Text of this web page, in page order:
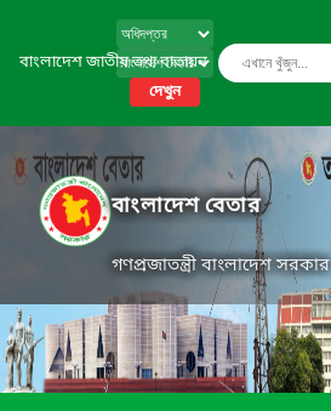
বাংলাদেশ জাতীয় তথ্য বাতায়ন
দেখুন
বাংলাদেশ বেতার
গণপ্রজাতন্ত্রী বাংলাদেশ সরকার